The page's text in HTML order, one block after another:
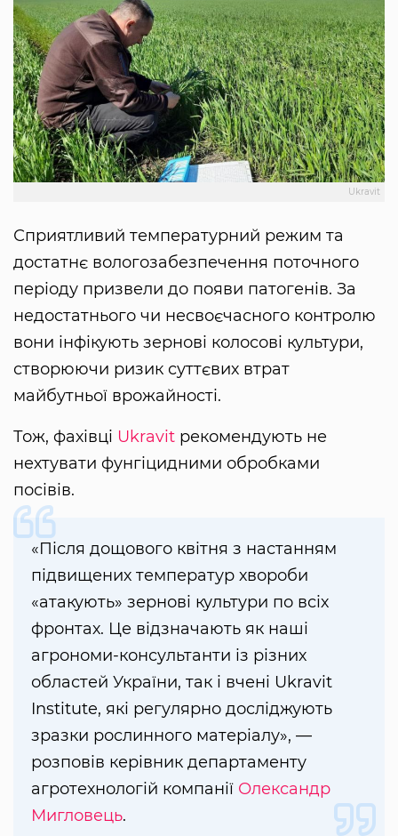
Ukravit
Сприятливий температурний режим та
достатнє вологозабезпечення поточного
періоду призвели до появи патогенів. За
недостатнього чи несвоєчасного контролю
вони інфікують зернові колосові культури,
створюючи ризик суттєвих втрат
майбутньої врожайності.
Тож, фахівці Ukravit рекомендують не
нехтувати фунгіцидними обробками
посівів.
«Після дощового квітня з настанням
підвищених температур хвороби
«атакують» зернові культури по всіх
фронтах. Це відзначають як наші
агрономи-консультанти із різних
областей України, так і вчені Ukravit
Institute, які регулярно досліджують
зразки рослинного матеріалу», —
розповів керівник департаменту
агротехнологій компанії Олександр
Мигловець.